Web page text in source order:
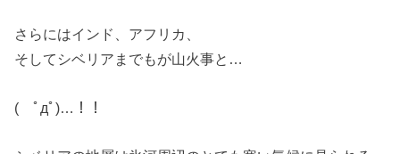
さらにはインド、アフリカ、
そしてシベリアまでもが山火事と…
( ﾟдﾟ)…！！